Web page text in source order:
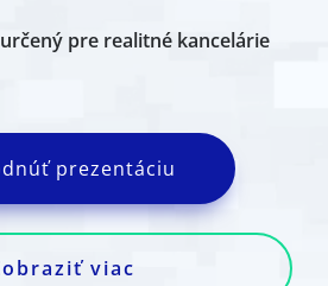
pre realitné kancelárie
prezentáciu
viac